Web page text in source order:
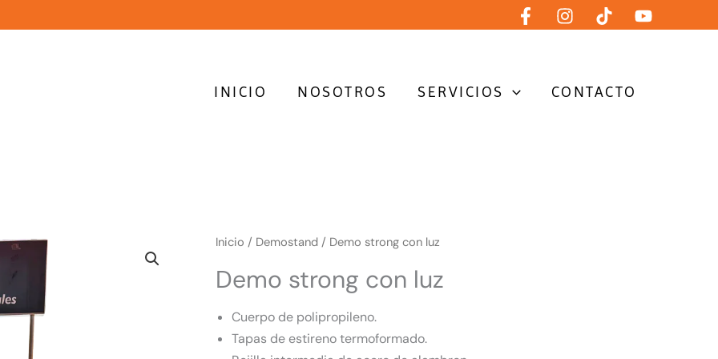
INICIO NOSOTROS SERVICIOS CONTACTO
Inicio / Demostand / Demo strong con luz
Demo strong con luz
Cuerpo de polipropileno.
Tapas de estireno termoformado.